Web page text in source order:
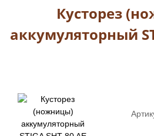
Кусторез
аккумуляторный